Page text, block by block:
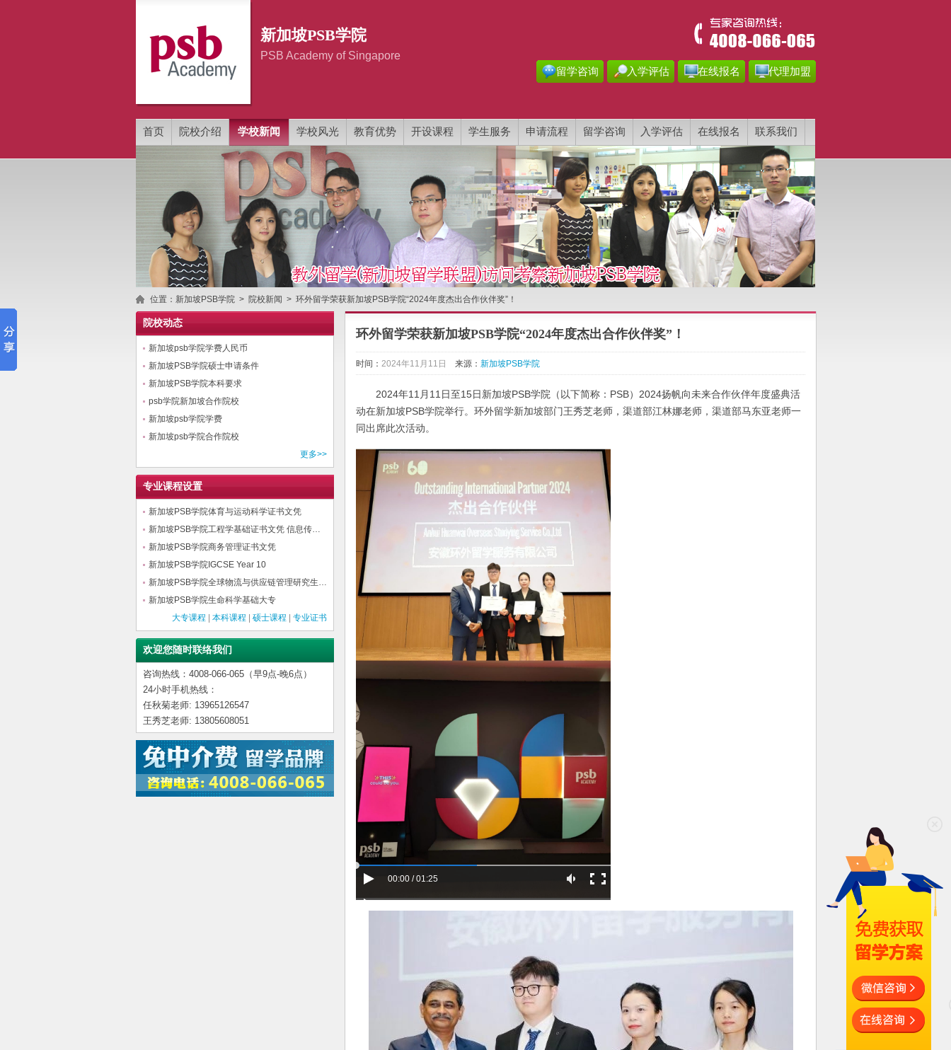
新加坡PSB学院
PSB Academy of Singapore
留学咨询 入学评估 在线报名 代理加盟
首页 院校介绍 学校新闻 学校风光 教育优势 开设课程 学生服务 申请流程 留学咨询 入学评估 在线报名 联系我们
位置： 新加坡PSB学院 > 院校新闻 > 环外留学荣获新加坡PSB学院“2024年度杰出合作伙伴奖”！
院校动态
新加坡psb学院学费人民币
新加坡PSB学院硕士申请条件
新加坡PSB学院本科要求
psb学院新加坡合作院校
新加坡psb学院学费
新加坡psb学院合作院校
更多>>
专业课程设置
新加坡PSB学院体育与运动科学证书文凭
新加坡PSB学院工程学基础证书文凭 信息传…
新加坡PSB学院商务管理证书文凭
新加坡PSB学院IGCSE Year 10
新加坡PSB学院全球物流与供应链管理研究生…
新加坡PSB学院生命科学基础大专
大专课程
本科课程 硕士课程 专业证书
欢迎您随时联络我们
咨询热线：4008-066-065（早9点-晚6点）
24小时手机热线：
任秋菊老师: 13965126547
王秀芝老师: 13805608051
环外留学荣获新加坡PSB学院“2024年度杰出合作伙伴奖”！
时间： 2024年11月11日 来源： 新加坡PSB学院
2024年11月11日至15日新加坡PSB学院（以下简称：PSB）2024扬帆向未来合作伙伴年度盛典活
动在新加坡PSB学院举行。环外留学新加坡部门王秀芝老师，渠道部江林娜老师，渠道部马东亚老师一
同出席此次活动。
00:00 / 01:25